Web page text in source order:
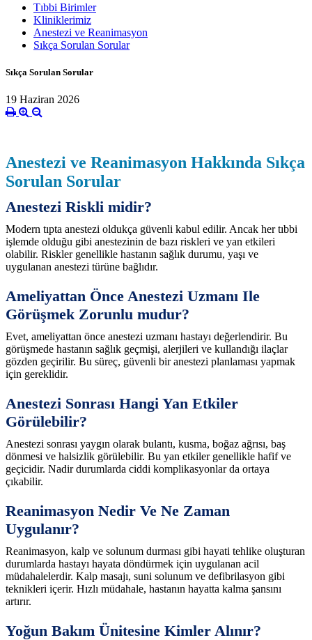
Tıbbi Birimler
Kliniklerimiz
Anestezi ve Reanimasyon
Sıkça Sorulan Sorular
Sıkça Sorulan Sorular
19 Haziran 2026
Anestezi ve Reanimasyon Hakkında Sıkça
Sorulan Sorular
Anestezi Riskli midir?
Modern tıpta anestezi oldukça güvenli kabul edilir. Ancak her tıbbi
işlemde olduğu gibi anestezinin de bazı riskleri ve yan etkileri
olabilir. Riskler genellikle hastanın sağlık durumu, yaşı ve
uygulanan anestezi türüne bağlıdır.
Ameliyattan Önce Anestezi Uzmanı Ile
Görüşmek Zorunlu mudur?
Evet, ameliyattan önce anestezi uzmanı hastayı değerlendirir. Bu
görüşmede hastanın sağlık geçmişi, alerjileri ve kullandığı ilaçlar
gözden geçirilir. Bu süreç, güvenli bir anestezi planlaması yapmak
için gereklidir.
Anestezi Sonrası Hangi Yan Etkiler
Görülebilir?
Anestezi sonrası yaygın olarak bulantı, kusma, boğaz ağrısı, baş
dönmesi ve halsizlik görülebilir. Bu yan etkiler genellikle hafif ve
geçicidir. Nadir durumlarda ciddi komplikasyonlar da ortaya
çıkabilir.
Reanimasyon Nedir Ve Ne Zaman
Uygulanır?
Reanimasyon, kalp ve solunum durması gibi hayati tehlike oluşturan
durumlarda hastayı hayata döndürmek için uygulanan acil
müdahalelerdir. Kalp masajı, suni solunum ve defibrilasyon gibi
teknikleri içerir. Hızlı müdahale, hastanın hayatta kalma şansını
artırır.
Yoğun Bakım Ünitesine Kimler Alınır?